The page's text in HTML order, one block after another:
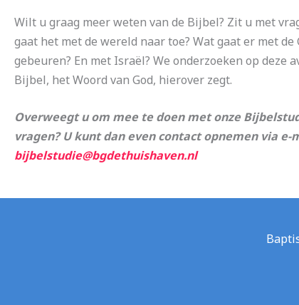
Wilt u graag meer weten van de Bijbel? Zit u met
gaat het met de wereld naar toe? Wat gaat er met de
gebeuren? En met Israël? We onderzoeken op deze
Bijbel, het Woord van God, hierover zegt.
Overweegt u om mee te doen met onze
vragen? U kunt dan even contact opnemen via e-
bijbelstudie@bgdethuishaven.nl